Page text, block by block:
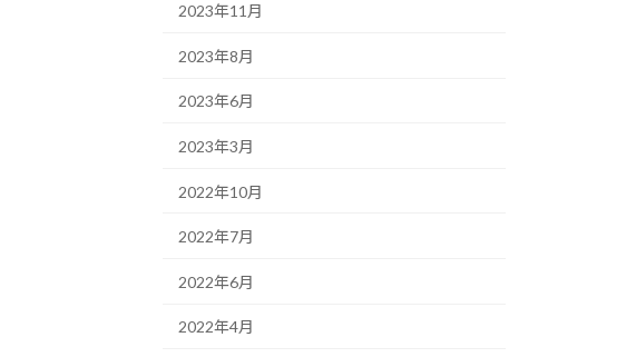
2023年11月
2023年8月
2023年6月
2023年3月
2022年10月
2022年7月
2022年6月
2022年4月